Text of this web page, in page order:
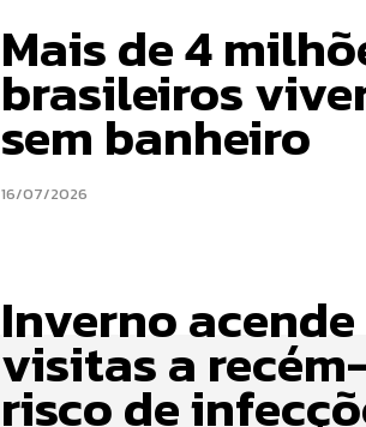
Mais de 4
brasileiros
sem banheiro
16/07/2026
Inverno
visitas a
risco de